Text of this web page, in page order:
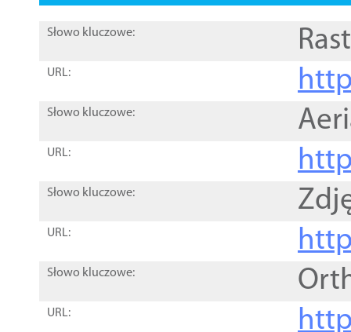
Słowo kluczowe:
URL:
Słowo kluczowe:
URL:
Słowo kluczowe:
URL:
Słowo kluczowe:
URL: